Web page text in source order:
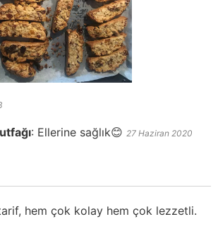
: Ellerine sağlık😊 27 Haziran 2020
hem çok kolay hem çok lezzetli.